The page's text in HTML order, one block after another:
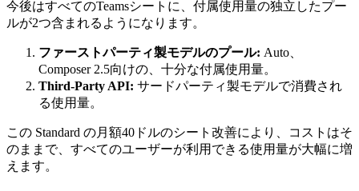
今後はすべてのTeamsシートに、付属使用量の独立したプー
ルが2つ含まれるようになります。
ファーストパーティ製モデルのプール: Auto、
Composer 2.5向けの、十分な付属使用量。
Third-Party API: サードパーティ製モデルで消費され
る使用量。
この Standard の月額40ドルのシート改善により、コストはそ
のままで、すべてのユーザーが利用できる使用量が大幅に増
えます。